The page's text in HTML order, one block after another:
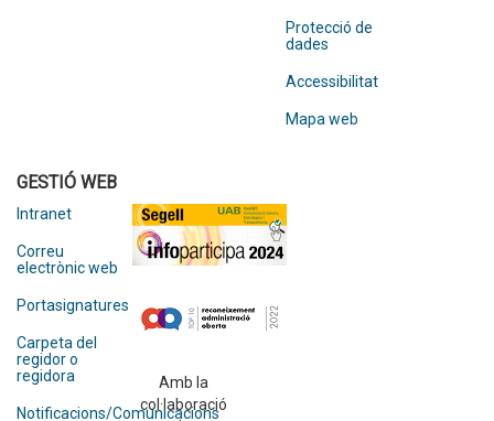
Protecció de
dades
Accessibilitat
Mapa web
GESTIÓ WEB
Intranet
Correu
electrònic web
Portasignatures
Carpeta del
regidor o
regidora
Notificacions/Comunicacions
Amb la
col·laboració